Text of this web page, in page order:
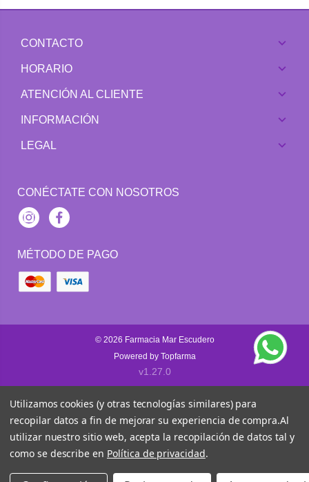
CONTACTO
HORARIO
ATENCIÓN AL CLIENTE
INFORMACIÓN
LEGAL
CONÉCTATE CON NOSOTROS
InstagramFacebook
MÉTODO DE PAGO
© 2026 Farmacia Mar Escudero
Powered by Topfarma
v1.27.0
Utilizamos cookies (y otras tecnologías similares) para
recopilar datos a fin de mejorar su experiencia de compra.Al
utilizar nuestro sitio web, acepta la recopilación de datos tal y
como se describe en Política de privacidad.